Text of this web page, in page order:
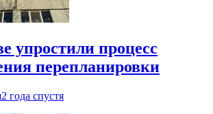
упростили процесс
перепланировки
2 года спустя